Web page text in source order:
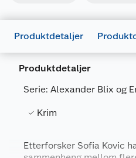
Produktdetaljer
Produktdetaljer
Serie: Alexander Blix og
Krim
Etterforsker Sofia Kovic
Generelt
Leverandørens